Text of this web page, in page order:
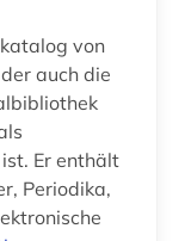
von
auch die
Er enthält
Periodika,